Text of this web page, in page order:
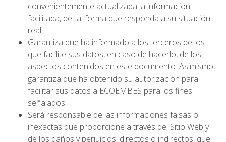
convenientemente actualizada la información
facilitada, de tal forma que responda a su situación
real.
Garantiza que ha informado a los terceros de los
que facilite sus datos, en caso de hacerlo, de los
aspectos contenidos en este documento. Asimismo,
garantiza que ha obtenido su autorización para
facilitar sus datos a ECOEMBES para los fines
señalados.
Será responsable de las informaciones falsas o
inexactas que proporcione a través del Sitio Web y
de los daños y perjuicios, directos o indirectos, que